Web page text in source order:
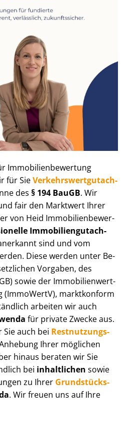
Im­mo­bi­li­en­be­wer­tung
für SieVer­kehrs­wert­gut­ach­
des § 194 BauGB. Wir
fair den Marktwert Ihrer
von Heid Im­mo­bi­li­en­be­wer­
Im­mo­bi­li­en­gut­ach­
sind und vom
Diese werden unter Be­
Vorgaben, des
sowie der Im­mo­bi­li­en­wert­
marktkonform
arbeiten wir auch
für private Zwecke aus.
auch bei Rest­nut­zungs­
Ihrer möglichen
hinaus beraten wir Sie
bei inhaltlichen sowie
zu Ihrer Grund­stücks­
. Wir freuen uns auf Ihre